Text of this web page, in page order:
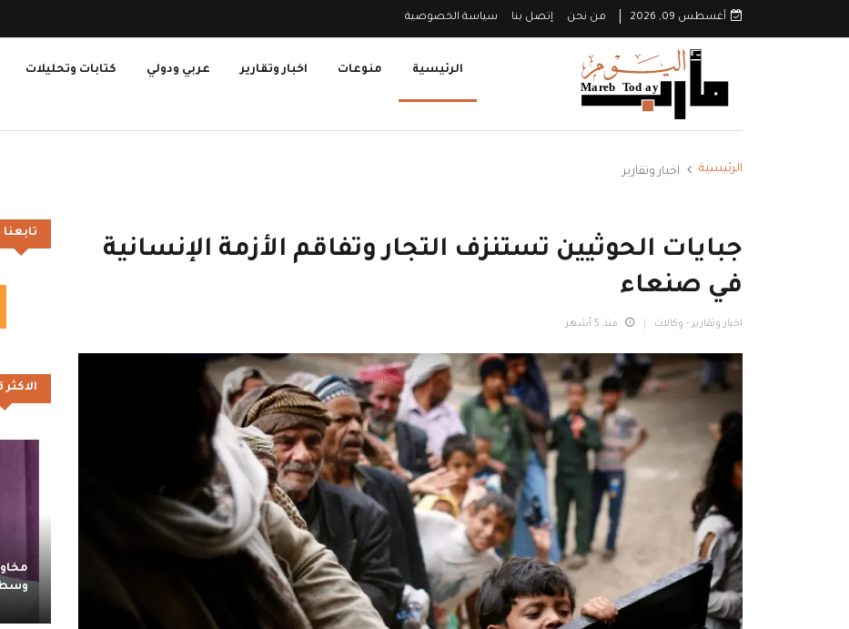
أغسطس 09, 2026 من نحن إتصل بنا سياسة الخصوصية
الرئيسية منوعات اخبار وتقارير عربي ودولي كتابات وتحليلات
الرئيسية اخبار وتقارير
جبايات الحوثيين تستنزف التجار وتفاقم الأزمة الإنسانية
في صنعاء
اخبار وتقارير - وكالات منذ 5 أشهر
تابعنا
الاكثر